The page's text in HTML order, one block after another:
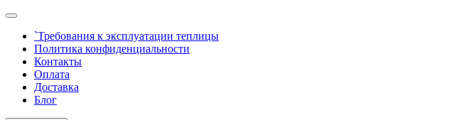
`Требования к эксплуатации теплицы
Политика конфиденциальности
Контакты
Оплата
Доставка
Блог